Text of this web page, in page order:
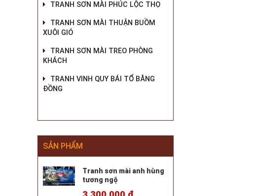
TRANH SƠN MÀI PHÚC LỘC THỌ
TRANH SƠN MÀI THUẬN BUỒM
XUÔI GIÓ
TRANH SƠN MÀI TREO PHÒNG
KHÁCH
TRANH VINH QUY BÁI TỔ BẰNG
ĐỒNG
SẢN PHẨM
Tranh sơn mài anh hùng
tương ngộ